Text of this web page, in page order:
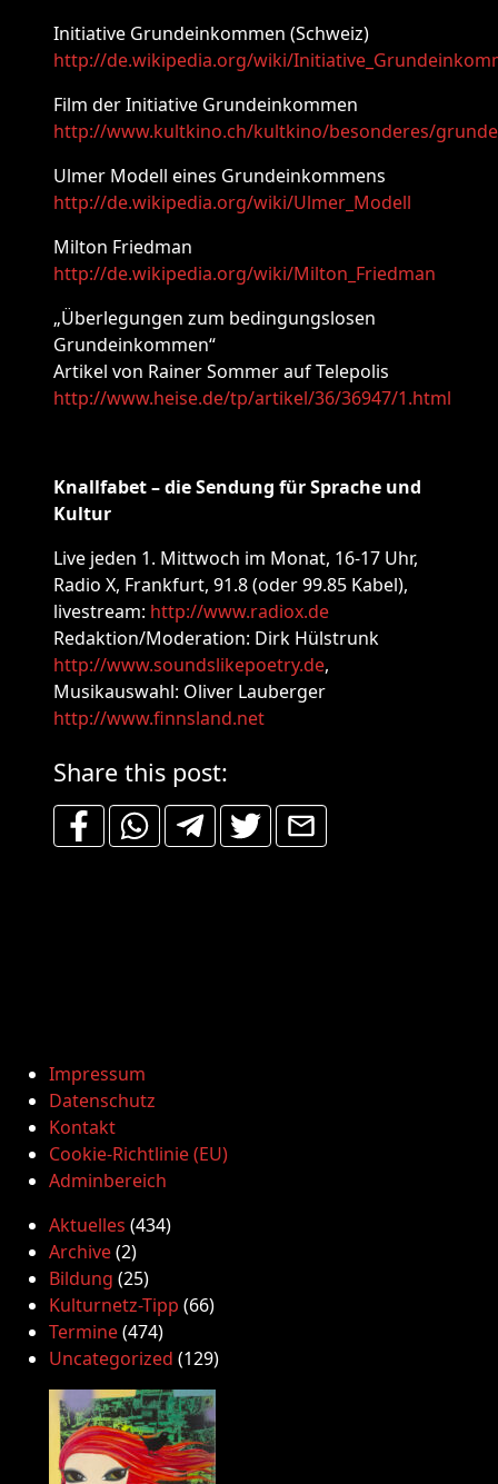
Initiative Grundeinkommen (Schweiz)
http://de.wikipedia.org/wiki/
Film der Initiative Grundeinkommen
http://www.kultkino.ch/kultkino/besonderes/
Ulmer Modell eines Grundeinkommens
http://de.wikipedia.org/wiki/Ulmer_Modell
Milton Friedman
http://de.wikipedia.org/wiki/Milton_Friedman
„Überlegungen zum bedingungslosen
Grundeinkommen“
Artikel von Rainer Sommer auf Telepolis
http://www.heise.de/tp/artikel/36/36947/1.html
Knallfabet – die Sendung für Sprache und
Kultur
Live jeden 1. Mittwoch im Monat, 16-17 Uhr,
Radio X, Frankfurt, 91.8 (oder 99.85 Kabel),
livestream: http://www.radiox.de
Redaktion/Moderation: Dirk Hülstrunk
http://www.soundslikepoetry.de,
Musikauswahl: Oliver Lauberger
http://www.finnsland.net
Share this post:
Impressum
Datenschutz
Kontakt
Cookie-Richtlinie (EU)
Adminbereich
Aktuelles (434)
Archive(2)
Bildung (25)
Kulturnetz-Tipp (66)
Termine(474)
Uncategorized (129)